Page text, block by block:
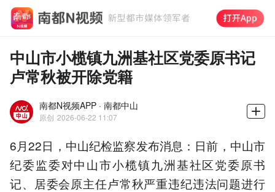
中山市小榄镇九洲基社区党委原书记
卢常秋被开除党籍
南都N视频APP · 南都中山
原创 2026-06-22 11:07
6月22日，中山纪检监察发布消息：日前，中山市
纪委监委对中山市小榄镇九洲基社区党委原书
记、居委会原主任卢常秋严重违纪违法问题进行